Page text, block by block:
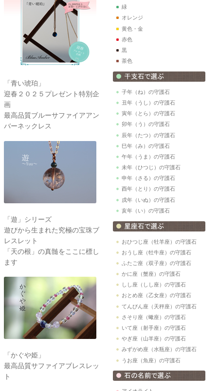
「青い琥珀」
迎春２０２５プレゼント特別企
画
最高品質ブルーサファイアアン
バーネックレス
「遊」シリーズ
遊びから生まれた究極の宝珠ブ
レスレット
「天の根」の真髄をここに標し
ます
「かぐや姫」
最高品質サファイアブレスレッ
ト
緑
オレンジ
黄色・金
赤色
黒
茶色
子年（ね）の守護石
丑年（うし）の守護石
寅年（とら）の守護石
卯年（う）の守護石
辰年（たつ）の守護石
巳年（み）の守護石
午年（うま）の守護石
未年（ひつじ）の守護石
申年（さる）の守護石
酉年（とり）の守護石
戌年（いぬ）の守護石
亥年（い）の守護石
おひつじ座（牡羊座）の守護石
おうし座（牡牛座）の守護石
ふたご座（双子座）の守護石
かに座（蟹座）の守護石
しし座（しし座）の守護石
おとめ座（乙女座）の守護石
てんびん座（天秤座）の守護石
さそり座（蠍座）の守護石
いて座（射手座）の守護石
やぎ座（山羊座）の守護石
みずがめ座（水瓶座）の守護石
うお座（魚座）の守護石